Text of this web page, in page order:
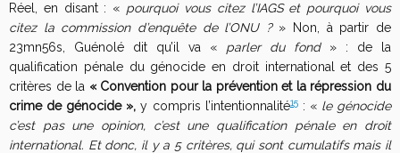
Réel, en disant : « pourquoi vous citez l’IAGS et pourquoi vous
citez la commission d’enquête de l’ONU ?» Non, à partir de
23mn56s, Guénolé dit qu’il va « parler du fond» : de la
qualification pénale du génocide en droit international et des 5
critères de la « Convention pour la prévention et la répression du
crime de génocide »,y compris l’intentionnalité15: « le génocide
c’est pas une opinion, c’est une qualification pénale en droit
international. Et donc, il y a 5 critères, qui sont cumulatifs mais il